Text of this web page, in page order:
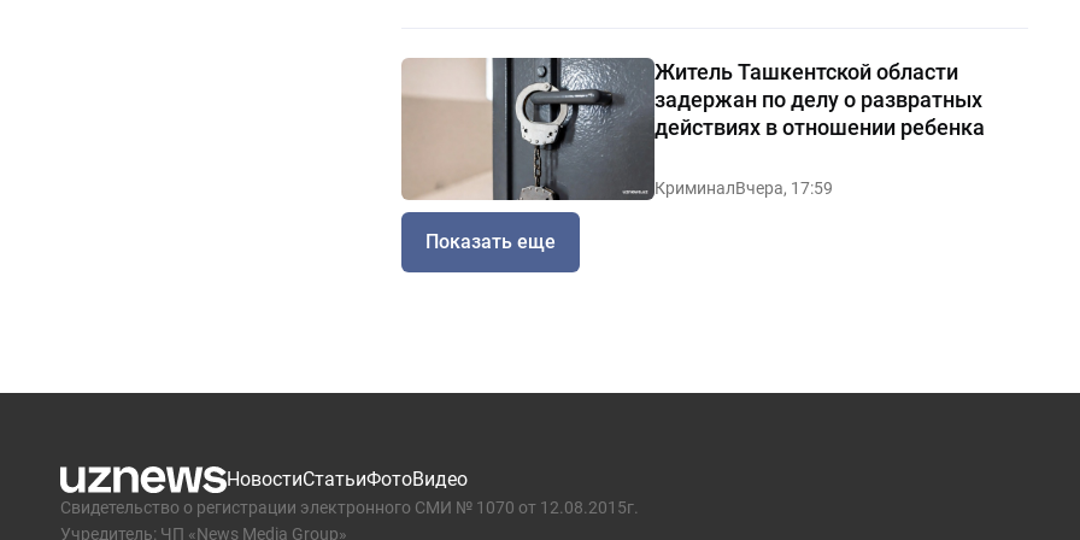
Житель Ташкентской области
задержан по делу о развратных
действиях в отношении ребенка
КриминалВчера, 17:59
Показать еще
НовостиСтатьиФотоВидео
Свидетельство о регистрации электронного СМИ № 1070 от 12.08.2015г.
Учредитель: ЧП «News Media Group»